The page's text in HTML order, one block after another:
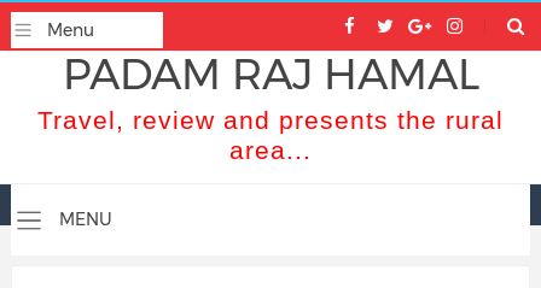
PADAM RAJ HAMAL
Travel, review and presents the rural
area...